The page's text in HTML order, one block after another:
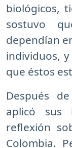
biológicos,
sostuvo
dependían
individuos,
que éstos
Después
aplicó sus
reflexión
Colombia.